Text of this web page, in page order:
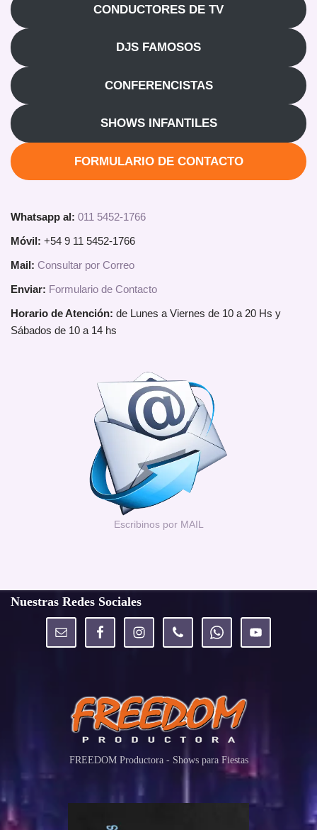
CONDUCTORES DE TV
DJS FAMOSOS
CONFERENCISTAS
SHOWS INFANTILES
FORMULARIO DE CONTACTO
Whatsapp al: 011 5452-1766
Móvil: +54 9 11 5452-1766
Mail: Consultar por Correo
Enviar: Formulario de Contacto
Horario de Atención: de Lunes a Viernes de 10 a 20 Hs y
Sábados de 10 a 14 hs
Escribinos por MAIL
Nuestras Redes Sociales
FREEDOM Productora - Shows para Fiestas